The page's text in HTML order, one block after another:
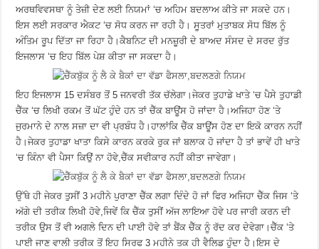
ਅਰਥਵਿਵਸਥਾ ਨੂੰ ਤੇਜ਼ੀ ਦੇਣ ਲਈ ਨਿਯਮਾਂ ‘ਚ ਅਹਿਮ ਬਦਲਾਅ ਕੀਤੇ ਜਾ ਸਕਦੇ ਹਨ।
ਇਸ ਲਈ ਸਰਕਾਰ ਐਕਟ ‘ਚ ਸੋਧ ਕਰਨ ਜਾ ਰਹੀ ਹੈ। ਸੂਤਰਾਂ ਮੁਤਾਬਕ ਸੋਧ ਬਿੱਲ ਨੂੰ
ਅੰਤਿਮ ਰੂਪ ਦਿੱਤਾ ਜਾ ਰਿਹਾ ਹੈ।ਕੈਬਨਿਟ ਦੀ ਮਨਜ਼ੂਰੀ ਦੇ ਬਾਅਦ ਸੰਸਦ ਦੇ ਸਰਦ ਰੁੱਤ
ਇਜਲਾਸ ‘ਚ ਇਹ ਬਿੱਲ ਪੇਸ਼ ਕੀਤਾ ਜਾ ਸਕਦਾ ਹੈ।
ਇਹ ਇਜਲਾਸ 15 ਦਸੰਬਰ ਤੋਂ 5 ਜਨਵਰੀ ਤੱਕ ਚੱਲੇਗਾ।ਜੇਕਰ ਤੁਹਾਡੇ ਖਾਤੇ ‘ਚ ਪੈਸੇ ਤੁਹਾਡੀ
ਚੈੱਕ ‘ਚ ਲਿਖੀ ਰਕਮ ਤੋਂ ਘੱਟ ਹੁੰਦੇ ਹਨ ਤਾਂ ਚੈੱਕ ਬਾਊਂਸ ਹੋ ਜਾਂਦਾ ਹੈ।ਅਜਿਹਾ ਹੋਣ ‘ਤੇ
ਜੁਰਮਾਨੇ ਦੇ ਨਾਲ ਸਜ਼ਾ ਦਾ ਵੀ ਪ੍ਰਬੰਧ ਹੈ।ਹਾਲਾਂਕਿ ਚੈੱਕ ਬਾਊਂਸ ਹੋਣ ਦਾ ਇਕੋ ਕਾਰਨ ਨਹੀਂ
ਹੈ।ਜੇਕਰ ਤੁਹਾਡਾ ਖਾਤਾ ਕਿਸੇ ਕਾਰਨ ਕਰਕੇ ਰੁਕ ਜਾਂ ਬਲਾਕ ਹੋ ਜਾਂਦਾ ਹੈ ਤਾਂ ਭਾਵੇਂ ਹੀ ਖਾਤੇ
‘ਚ ਕਿੰਨਾ ਵੀ ਪੈਸਾ ਕਿਉਂ ਨਾ ਹੋਵੇ,ਚੈੱਕ ਸਵੀਕਾਰ ਨਹੀਂ ਕੀਤਾ ਜਾਵੇਗਾ।
ਉੱਥੇ ਹੀ ਜੇਕਰ ਤੁਸੀਂ 3 ਮਹੀਨੇ ਪੁਰਾਣਾ ਚੈੱਕ ਲਗਾ ਦਿੰਦੇ ਹੋ ਜਾਂ ਫਿਰ ਅਜਿਹਾ ਚੈੱਕ ਜਿਸ ‘ਤੇ
ਅੱਗੇ ਦੀ ਤਰੀਕ ਲਿਖੀ ਹੋਵੇ,ਜਿਵੇਂ ਕਿ ਚੈੱਕ ਤੁਸੀਂ ਅੱਜ ਲਾਇਆ ਹੋਵੇ ਪਰ ਜਾਰੀ ਕਰਨ ਦੀ
ਤਰੀਕ ਉਸ ਤੋਂ ਵੀ ਅਗਲੇ ਦਿਨ ਦੀ ਪਾਈ ਹੋਵੇ ਤਾਂ ਬੈਂਕ ਚੈੱਕ ਨੂੰ ਰੱਦ ਕਰ ਦੇਵੇਗਾ।ਚੈੱਕ ‘ਤੇ
ਪਾਈ ਜਾਣ ਵਾਲੀ ਤਰੀਕ ਤੋਂ ਇਹ ਸਿਰਫ 3 ਮਹੀਨੇ ਤਕ ਹੀ ਵੈਲਿਡ ਹੁੰਦਾ ਹੈ।ਇਸ ਦੇ